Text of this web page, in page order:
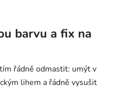
barvu a fix na
řádně odmastit: umýt v
lihem a řádně vysušit